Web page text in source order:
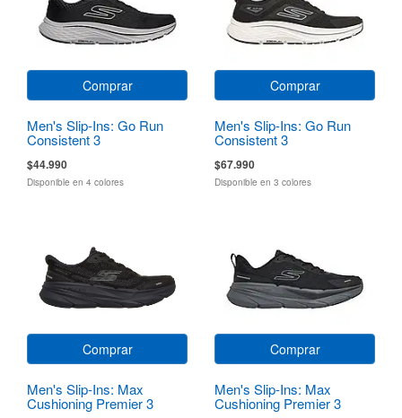
Comprar
Men's Slip-Ins: Go Run
Consistent 3
$44.990
Disponible en 4 colores
Comprar
Men's Slip-Ins: Go Run
Consistent 3
$67.990
Disponible en 3 colores
Comprar
Men's Slip-Ins: Max
Cushioning Premier 3
Comprar
Men's Slip-Ins: Max
Cushioning Premier 3